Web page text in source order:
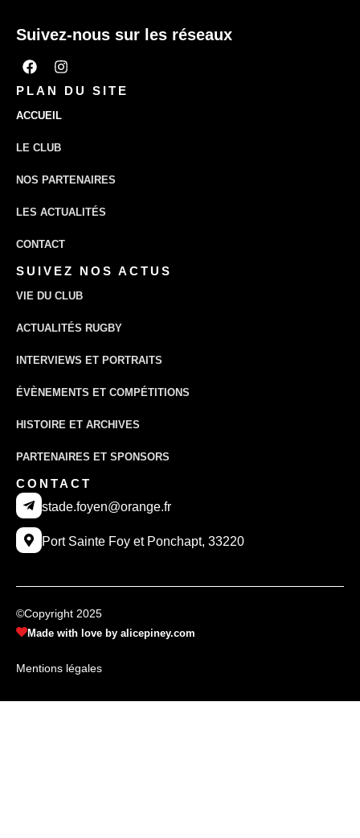
Suivez-nous sur les réseaux
PLAN DU SITE
ACCUEIL
LE CLUB
NOS PARTENAIRES
LES ACTUALITÉS
CONTACT
SUIVEZ NOS ACTUS
VIE DU CLUB
ACTUALITÉS RUGBY
INTERVIEWS ET PORTRAITS
ÉVÈNEMENTS ET COMPÉTITIONS
HISTOIRE ET ARCHIVES
PARTENAIRES ET SPONSORS
CONTACT
stade.foyen@orange.fr
Port Sainte Foy et Ponchapt, 33220
©Copyright 2025
Made with love by alicepiney.com
Mentions légales